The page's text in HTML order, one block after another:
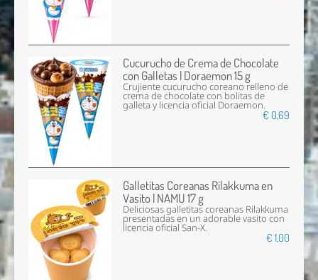
Cucurucho de Crema de Chocolate
con Galletas | Doraemon 15 g
Crujiente cucurucho coreano relleno de
crema de chocolate con bolitas de
galleta y licencia oficial Doraemon.
€ 0,69
Galletitas Coreanas Rilakkuma en
Vasito | NAMU 17 g
Deliciosas galletitas coreanas Rilakkuma
presentadas en un adorable vasito con
licencia oficial San-X.
€ 1,00